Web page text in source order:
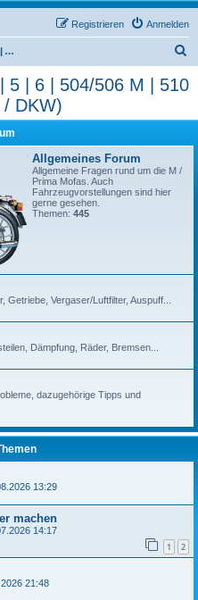
Anmelden
Registrieren
Prima und M 1 | 2 | 3 | 4 | 5 | 6 | 504/506 M | 510 | 512 (Hercules / SACHS / DKW)
5 | 6 | 504/506 M | 510
/ DKW)
Allgemeines Forum
Allgemeine Fragen rund um die M /
Prima Mofas. Auch
Fahrzeugvorstellungen sind hier
gerne gesehen.
Themen: 445
Getriebe, Vergaser/Luftfilter, Auspuff...
Dämpfung, Räder, Bremsen...
dazugehörige Tipps und
13:29
machen
14:17
1 2
21:48